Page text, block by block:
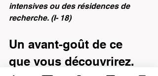
intensives ou des résidences de
recherche. (I- 18)
Un avant-goût de ce
que vous découvrirez.